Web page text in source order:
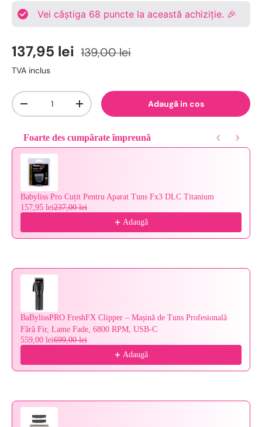
Vei câștiga 68 puncte la această achiziție. 🎉
137,95 lei 139,00 lei
TVA inclus
Cantitate
-
+ Adaugă in cos
Foarte des cumpărate împreună
Use the Previous and Next buttons to navigate through product
Babyliss Pro Cuțit Pentru Aparat Tuns Fx3 DLC Titanium
157,95 lei237,00 lei
Adaugă
BaBylissPRO FreshFX Clipper – Mașină de Tuns Profesională
Fără Fir, Lame Fade, 6800 RPM, USB‑C
559,00 lei699,00 lei
Adaugă